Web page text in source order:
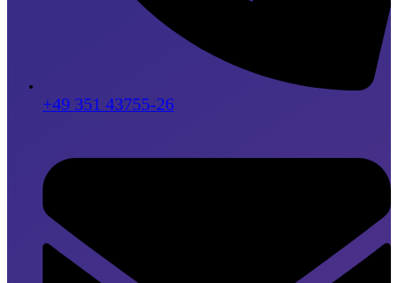
+49 351 43755-26